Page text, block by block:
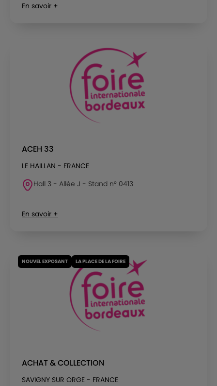
En savoir +
ACEH 33
LE HAILLAN - FRANCE
Hall 3 - Allée J - Stand n° 0413
En savoir +
NOUVEL EXPOSANT LA PLACE DE LA FOIRE
ACHAT & COLLECTION
SAVIGNY SUR ORGE - FRANCE